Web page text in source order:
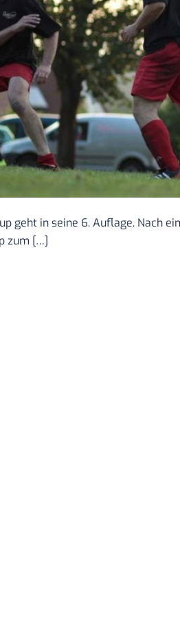
geht in seine 6. Auflage. Nach
zum […]